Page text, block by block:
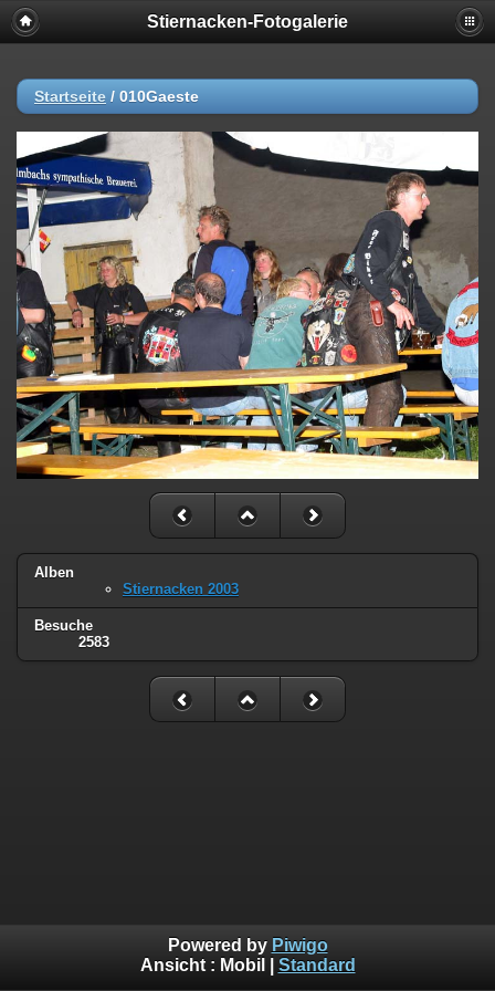
Stiernacken-Fotogalerie
Startseite / 010Gaeste
Alben
Stiernacken 2003
Besuche
2583
Powered by Piwigo
Ansicht : Mobil Standard